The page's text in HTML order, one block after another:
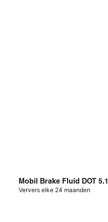
Mobil Brake Fluid DOT 5.1
Ververs elke 24 maanden